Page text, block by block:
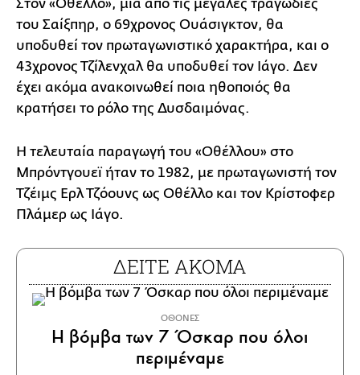
Στον «Οθέλλο», μια από τις μεγάλες τραγωδίες
του Σαίξπηρ, ο 69χρονος Ουάσιγκτον, θα
υποδυθεί τον πρωταγωνιστικό χαρακτήρα, και ο
43χρονος Τζίλενχαλ θα υποδυθεί τον Ιάγο. Δεν
έχει ακόμα ανακοινωθεί ποια ηθοποιός θα
κρατήσει το ρόλο της Δυσδαιμόνας.
Η τελευταία παραγωγή του «Οθέλλου» στο
Μπρόντγουεϊ ήταν το 1982, με πρωταγωνιστή τον
Τζέιμς Ερλ Τζόουνς ως Οθέλλο και τον Κρίστοφερ
Πλάμερ ως Ιάγο.
ΔΕΙΤΕ ΑΚΟΜΑ
ΟΘΟΝΕΣ
Η βόμβα των 7 Όσκαρ που όλοι
περιμέναμε